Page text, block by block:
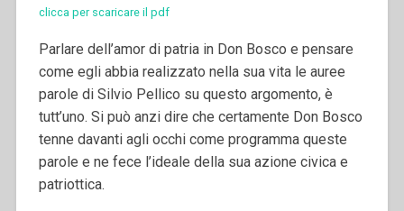
clicca per scaricare il pdf
Parlare dell’amor di patria in Don Bosco e pensare
come egli abbia realizzato nella sua vita le auree
parole di Silvio Pellico su questo argomento, è
tutt’uno. Si può anzi dire che certamente Don Bosco
tenne davanti agli occhi come programma queste
parole e ne fece l’ideale della sua azione civica e
patriottica.